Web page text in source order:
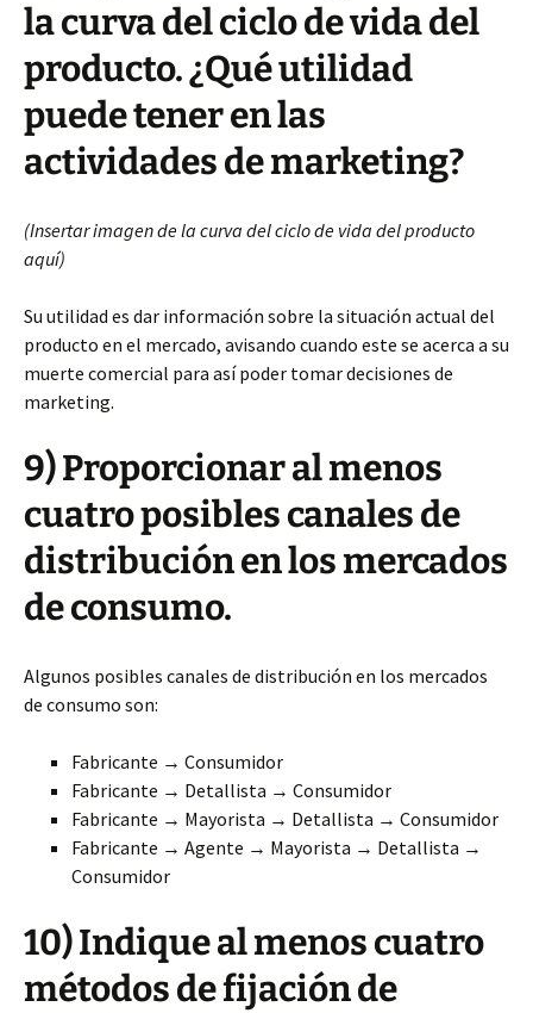
la curva del ciclo de vida del
producto. ¿Qué utilidad
puede tener en las
actividades de marketing?
(Insertar imagen de la curva del ciclo de vida del producto
aquí)
Su utilidad es dar información sobre la situación actual del
producto en el mercado, avisando cuando este se acerca a su
muerte comercial para así poder tomar decisiones de
marketing.
9) Proporcionar al menos
cuatro posibles canales de
distribución en los mercados
de consumo.
Algunos posibles canales de distribución en los mercados
de consumo son:
Fabricante → Consumidor
Fabricante → Detallista → Consumidor
Fabricante → Mayorista → Detallista → Consumidor
Fabricante → Agente → Mayorista → Detallista →
Consumidor
10) Indique al menos cuatro
métodos de fijación de